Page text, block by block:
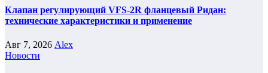
Клапан регулирующий VFS-2R фланцевый Ридан:
технические характеристики и применение
Авг 7, 2026 Alex
Новости